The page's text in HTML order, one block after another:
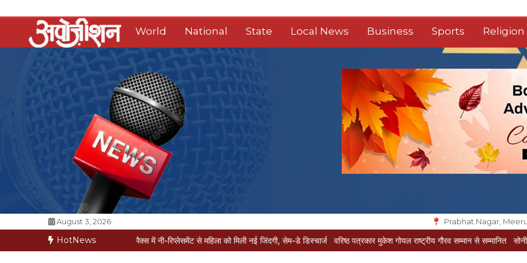
to
content
World National State Local News Business Sports Religion
Opposition Digital
August 3, 2026 Prabhat Nagar,
HotNews
में मरीज मौत की कगार पर मैक्स में नी-रिप्लेसमेंट से महिला को मिली नई जिंदगी, सेम-डे डिस्चार्ज वरिष्ठ पत्रकार मुकेश गोयल राष्ट्रीय गौरव सम्मान से सम्मानित सोनी के प्यार में